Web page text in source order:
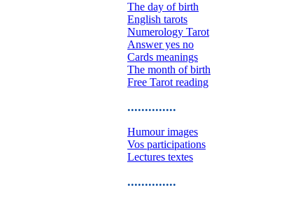
The day of birth
English tarots
Numerology Tarot
Answer yes no
Cards meanings
The month of birth
Free Tarot reading
..............
Humour images
Vos participations
Lectures textes
..............